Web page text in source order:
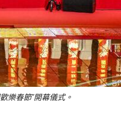
樂春節”開幕儀式。